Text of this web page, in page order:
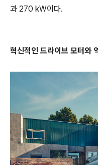
과 270 kW이다.
혁신적인 드라이브 모터와